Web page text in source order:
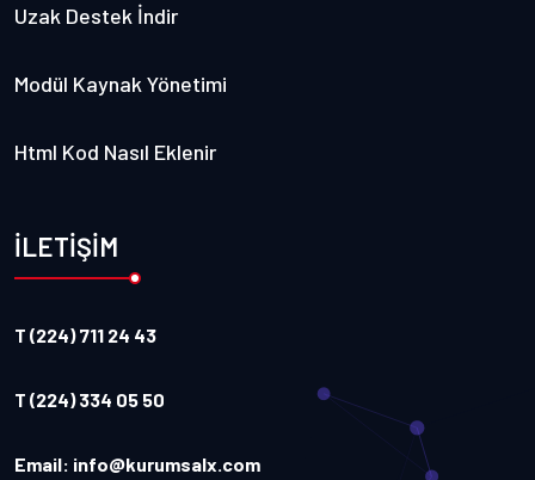
Uzak Destek İndir
Modül Kaynak Yönetimi
Html Kod Nasıl Eklenir
İLETİŞİM
T (224) 711 24 43
T (224) 334 05 50
Email: info@kurumsalx.com